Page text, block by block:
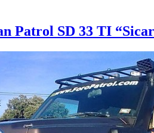
Patrol SD 33 TI